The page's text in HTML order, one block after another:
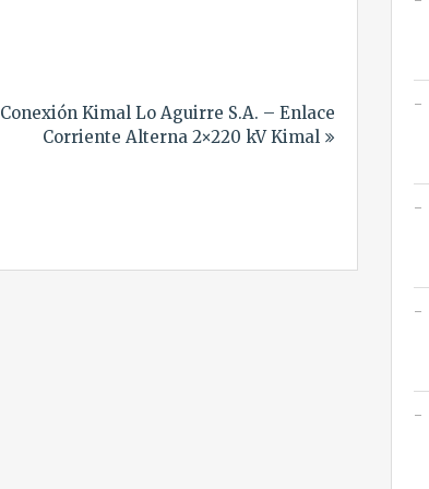
Conexión Kimal Lo Aguirre S.A. – Enlace
Corriente Alterna 2×220 kV Kimal